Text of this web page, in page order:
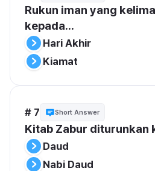
Rukun iman yang
kepada...
Hari Akhir
Kiamat
# 7 Short Answer
Kitab Zabur diturunkan
Daud
Nabi Daud